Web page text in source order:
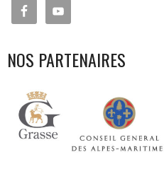
NOS PARTENAIRES